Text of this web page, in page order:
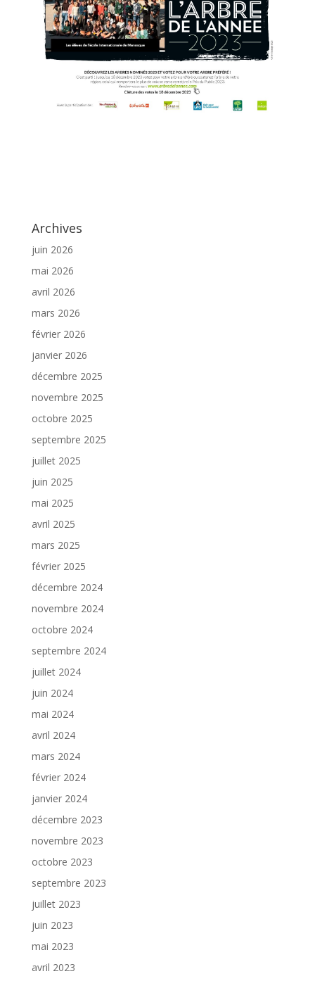
Archives
juin 2026
mai 2026
avril 2026
mars 2026
février 2026
janvier 2026
décembre 2025
novembre 2025
octobre 2025
septembre 2025
juillet 2025
juin 2025
mai 2025
avril 2025
mars 2025
février 2025
décembre 2024
novembre 2024
octobre 2024
septembre 2024
juillet 2024
juin 2024
mai 2024
avril 2024
mars 2024
février 2024
janvier 2024
décembre 2023
novembre 2023
octobre 2023
septembre 2023
juillet 2023
juin 2023
mai 2023
avril 2023